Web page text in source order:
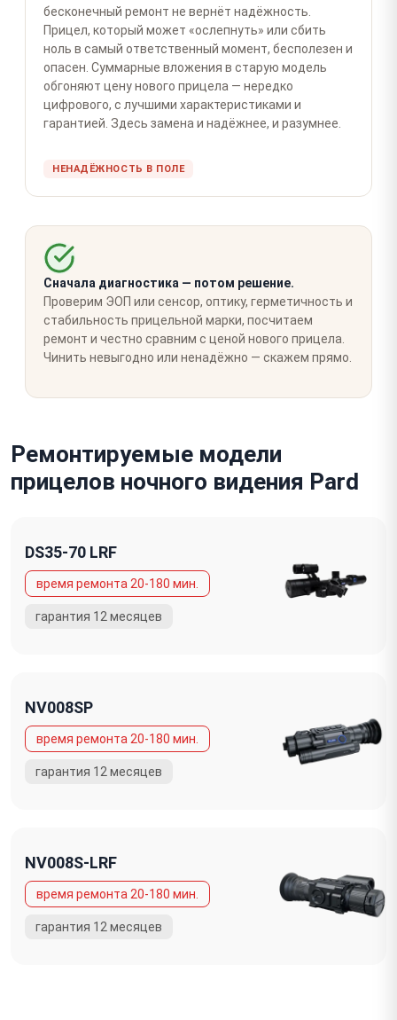
бесконечный ремонт не вернёт надёжность.
Прицел, который может «ослепнуть» или сбить
ноль в самый ответственный момент, бесполезен и
опасен. Суммарные вложения в старую модель
обгоняют цену нового прицела — нередко
цифрового, с лучшими характеристиками и
гарантией. Здесь замена и надёжнее, и разумнее.
НЕНАДЁЖНОСТЬ В ПОЛЕ
Сначала диагностика — потом решение.
Проверим ЭОП или сенсор, оптику, герметичность и
стабильность прицельной марки, посчитаем
ремонт и честно сравним с ценой нового прицела.
Чинить невыгодно или ненадёжно — скажем прямо.
Ремонтируемые модели
прицелов ночного видения Pard
DS35-70 LRF
NV008SP
NV008S-LRF